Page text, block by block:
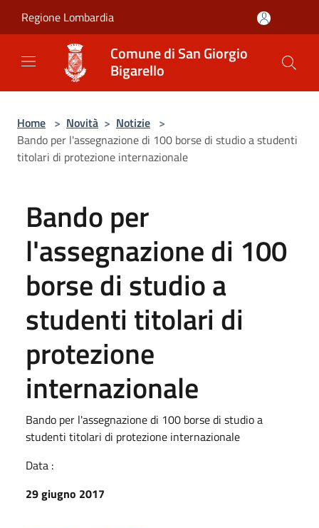
Regione Lombardia
Comune di San Giorgio
Bigarello
Home > Novità > Notizie >
Bando per l'assegnazione di 100 borse di studio a studenti
titolari di protezione internazionale
Bando per
l'assegnazione di 100
borse di studio a
studenti titolari di
protezione
internazionale
Bando per l'assegnazione di 100 borse di studio a
studenti titolari di protezione internazionale
Data :
29 giugno 2017